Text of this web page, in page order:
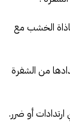
الخشب مع
من الشفرة
أو ضرر.